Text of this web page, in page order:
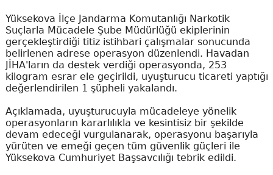
Yüksekova İlçe Jandarma Komutanlığı Narkotik
Suçlarla Mücadele Şube Müdürlüğü ekiplerinin
gerçekleştirdiği titiz istihbari çalışmalar sonucunda
belirlenen adrese operasyon düzenlendi. Havadan
JİHA'ların da destek verdiği operasyonda, 253
kilogram esrar ele geçirildi, uyuşturucu ticareti yaptığı
değerlendirilen 1 şüpheli yakalandı.
Açıklamada, uyuşturucuyla mücadeleye yönelik
operasyonların kararlılıkla ve kesintisiz bir şekilde
devam edeceği vurgulanarak, operasyonu başarıyla
yürüten ve emeği geçen tüm güvenlik güçleri ile
Yüksekova Cumhuriyet Başsavcılığı tebrik edildi.